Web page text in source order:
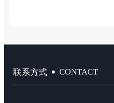
联系方式 CONTACT